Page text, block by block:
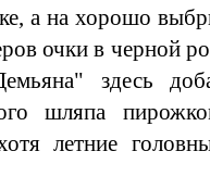
а на хорошо
очки в черной
здесь
шляпа
летние